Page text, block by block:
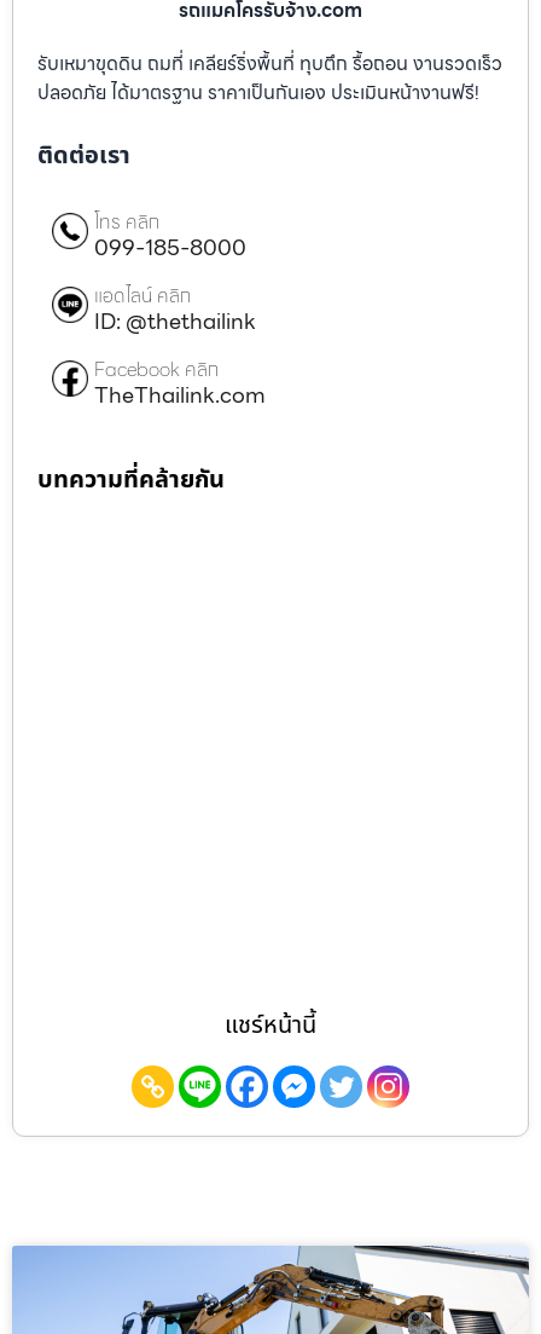
รถแมคโครรับจ้าง.com
รับเหมาขุดดิน ถมที่ เคลียร์ริ่งพื้นที่ ทุบตึก รื้อถอน งานรวดเร็ว
ปลอดภัย ได้มาตรฐาน ราคาเป็นกันเอง ประเมินหน้างานฟรี!
ติดต่อเรา
โทร คลิก
099-185-8000
แอดไลน์ คลิก
ID: @thethailink
Facebook คลิก
TheThailink.com
บทความที่คล้ายกัน
แชร์หน้านี้